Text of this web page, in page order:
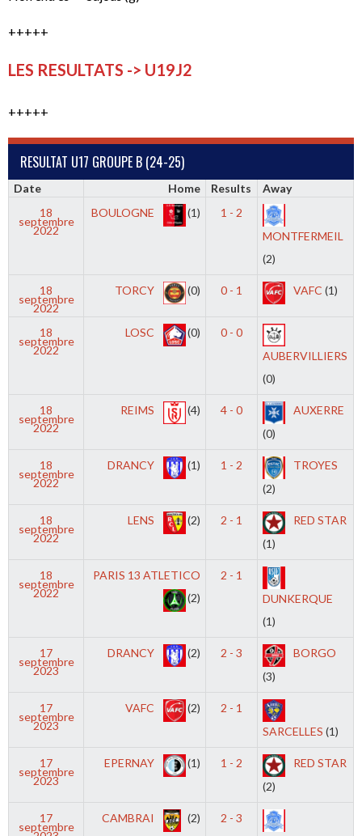
+++++
LES RESULTATS -> U19J2
+++++
RESULTAT U17 GROUPE B (24-25)
Date Home Results
Away
18
septembre
2022
BOULOGNE (1)
1 - 2
MONTFERMEIL
(2)
18
septembre
2022
TORCY (0) 0 - 1 VAFC (1)
18
septembre
2022
LOSC (0)
0 - 0
AUBERVILLIERS
(0)
18
septembre
2022
REIMS (4) 4 - 0
AUXERRE
(0)
18
septembre
2022
DRANCY (1) 1 - 2
TROYES
(2)
18
septembre
2022
LENS (2) 2 - 1
RED STAR
(1)
18
septembre
2022
PARIS 13 ATLETICO
(2)
2 - 1
DUNKERQUE
(1)
17
septembre
2023
DRANCY (2) 2 - 3
BORGO
(3)
17
septembre
2023
VAFC (2)
2 - 1
SARCELLES (1)
17
septembre
2023
EPERNAY (1) 1 - 2
RED STAR
(2)
17
septembre
CAMBRAI (2)
2 - 3